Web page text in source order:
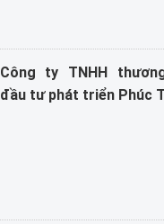
Công ty TNHH
đầu tư phát triển Phúc